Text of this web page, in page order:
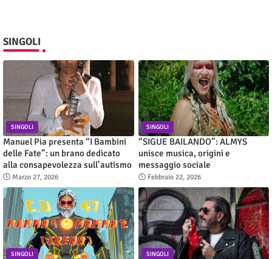
SINGOLI
SINGOLI
Manuel Pia presenta “I Bambini
delle Fate”: un brano dedicato
alla consapevolezza sull’autismo
Marzo 27, 2026
SINGOLI
“SIGUE BAILANDO”: ALMYS
unisce musica, origini e
messaggio sociale
Febbraio 22, 2026
SINGOLI SINGOLI